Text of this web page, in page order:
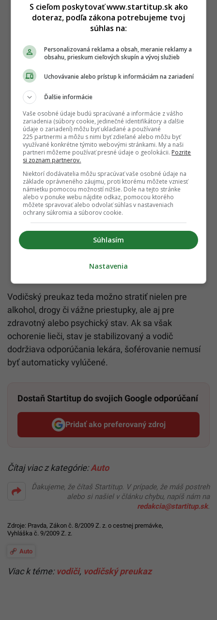
Vodičský preukaz teda možno stratiť nielen pre
alkohol, drogy či vážne priestupky, ale aj pre
zdravotný alebo psychický stav. Ak sa však
ochorenie lieči, stav je stabilizovaný a vodič
dodržiava odporúčania lekára, šoférovanie nemusí
byť automaticky vylúčené.
Dostaň Startitup do svojich Google odporúčaní
Pridať ako preferovaný zdroj
Startitup, odkaz sa otvorí v
Čítaj viac z kategórie:Auto
Ďakujeme, že čítaš Startitup. V prípade, že máš postreh
alebo si našiel v článku chybu, napíš nám na
redakcia@startitup.sk.
Zdroje: Pravda, Zákon č. 8/2009 Z. z. o cestnej premávke,
Vyhláška č. 9/2009 Z. z.
Auto
Viac k téme: vodiči, vodičský preukaz
S cieľom poskytovať www.startitup.sk ako
doteraz, podľa zákona potrebujeme tvoj
súhlas na:
Personalizovaná reklama a obsah, meranie reklamy a
obsahu, prieskum cieľových skupín a vývoj služieb
Uchovávanie alebo prístup k informáciám na zariadení
Ďalšie informácie
Vaše osobné údaje budú spracúvané a informácie z vášho
zariadenia (súbory cookie, jedinečné identifikátory a ďalšie
údaje o zariadení) môžu byť ukladané a používané
225 partnermi a môžu s nimi byť zdieľané alebo môžu byť
využívané konkrétne týmito webovými stránkami. My a naši
partneri môžeme používať presné údaje o geolokácii. Pozrite
si zoznam partnerov.
Niektorí dodávatelia môžu spracúvať vaše osobné údaje na
základe oprávneného záujmu, proti ktorému môžete vzniesť
námietku pomocou možností nižšie. Dole na tejto stránke
alebo v ponuke webu nájdite odkaz, pomocou ktorého
môžete spravovať alebo odvolať súhlas v nastaveniach
ochrany súkromia a súborov cookie.
Súhlasím
Nastavenia